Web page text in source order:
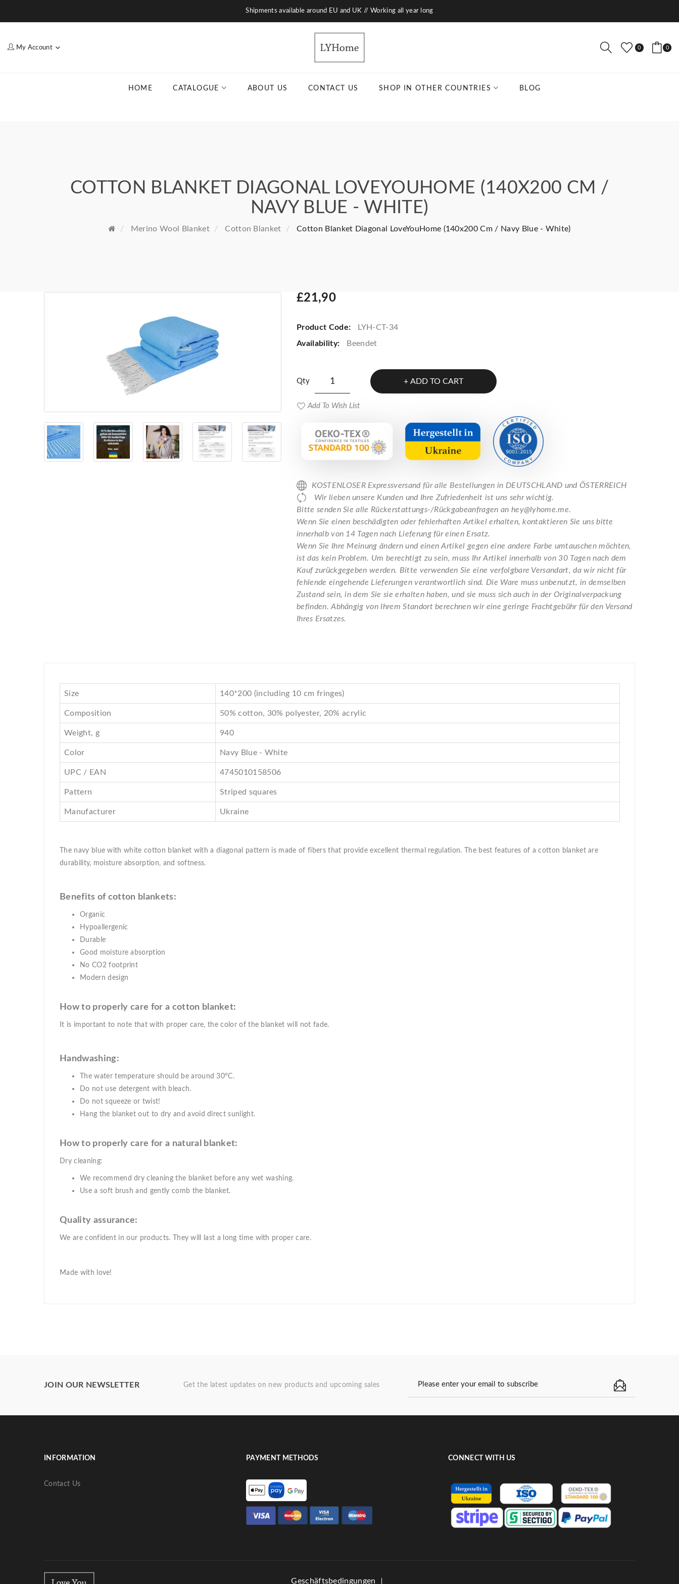
Shipments available around EU and UK // Working all year long
My Account 0 0
HOME CATALOGUE ABOUT US CONTACT US SHOP IN OTHER COUNTRIES BLOG
COTTON BLANKET DIAGONAL LOVEYOUHOME (140X200 CM /
NAVY BLUE - WHITE)
Merino Wool Blanket Cotton Blanket Cotton Blanket Diagonal LoveYouHome (140x200 Cm / Navy Blue - White)
£21,90
Product Code:
LYH-CT-34
Availability:
Beendet
Qty ADD TO CART
Add To Wish List
KOSTENLOSER Expressversand für alle Bestellungen in DEUTSCHLAND und ÖSTERREICH
Wir lieben unsere Kunden und Ihre Zufriedenheit ist uns sehr wichtig.
Bitte senden Sie alle Rückerstattungs-/Rückgabeanfragen an hey@lyhome.me.
Wenn Sie einen beschädigten oder fehlerhaften Artikel erhalten, kontaktieren Sie uns bitte
innerhalb von 14 Tagen nach Lieferung für einen Ersatz.
Wenn Sie Ihre Meinung ändern und einen Artikel gegen eine andere Farbe umtauschen möchten,
ist das kein Problem. Um berechtigt zu sein, muss Ihr Artikel innerhalb von 30 Tagen nach dem
Kauf zurückgegeben werden. Bitte verwenden Sie eine verfolgbare Versandart, da wir nicht für
fehlende eingehende Lieferungen verantwortlich sind. Die Ware muss unbenutzt, in demselben
Zustand sein, in dem Sie sie erhalten haben, und sie muss sich auch in der Originalverpackung
befinden. Abhängig von Ihrem Standort berechnen wir eine geringe Frachtgebühr für den Versand
Ihres Ersatzes.
Size 140*200 (including 10 cm fringes)
Composition 50% cotton, 30% polyester, 20% acrylic
Weight, g 940
Color Navy Blue - White
UPC / EAN 4745010158506
Pattern Striped squares
Manufacturer Ukraine
The navy blue with white cotton blanket with a diagonal pattern is made of fibers that provide excellent thermal regulation. The best features of a cotton blanket are
durability, moisture absorption, and softness.
Benefits of cotton blankets:
Organic
Hypoallergenic
Durable
Good moisture absorption
No CO2 footprint
Modern design
How to properly care for a cotton blanket:
It is important to note that with proper care, the color of the blanket will not fade.
Handwashing:
The water temperature should be around 30°C.
Do not use detergent with bleach.
Do not squeeze or twist!
Hang the blanket out to dry and avoid direct sunlight.
How to properly care for a natural blanket:
Dry cleaning:
We recommend dry cleaning the blanket before any wet washing.
Use a soft brush and gently comb the blanket.
Quality assurance:
We are confident in our products. They will last a long time with proper care.
Made with love!
JOIN OUR NEWSLETTER Get the latest updates on new products and upcoming sales
INFORMATION
Contact Us
PAYMENT METHODS CONNECT WITH US
Geschäftsbedingungen